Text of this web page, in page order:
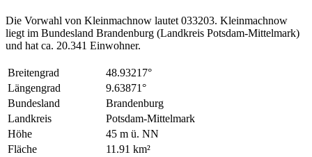
Die Vorwahl von Kleinmachnow lautet 033203. Kleinmachnow
liegt im Bundesland Brandenburg (Landkreis Potsdam-Mittelmark)
und hat ca. 20.341 Einwohner.
Breitengrad
48.93217°
Längengrad
9.63871°
Bundesland
Brandenburg
Landkreis
Potsdam-Mittelmark
Höhe
45 m ü. NN
Fläche
11.91 km²